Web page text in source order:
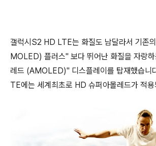
갤럭시S2 HD LTE는 화질도 남달라서 기존
MOLED) 플러스" 보다 뛰어난 화질을 자랑
레드 (AMOLED)" 디스플레이를 탑재했습니
TE에는 세계최초로 HD 슈퍼아몰레드가 적